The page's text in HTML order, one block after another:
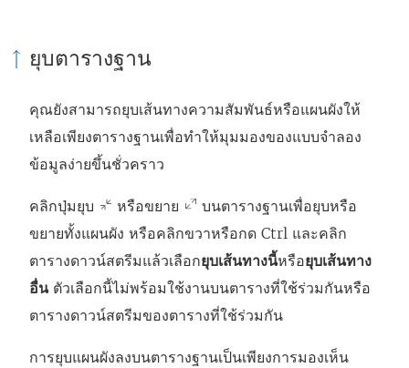
ยุบตารางฐาน
คุณยังสามารถยุบเส้นทางความสัมพันธ์หรือแผนผังให้
เหลือเพียงตารางฐานเพื่อทำให้มุมมองของแบบจำลอง
ข้อมูลง่ายขึ้นชั่วคราว
คลิกปุ่มยุบ หรือขยาย
บนตารางฐานเพื่อยุบหรือ
ขยายทั้งแผนผัง หรือคลิกขวาหรือกด Ctrl และคลิก
ตารางดาวน์สตรีมแล้วเลือกยุบเส้นทางนี้หรือยุบเส้นทาง
อื่นตัวเลือกนี้ไม่พร้อมใช้งานบนตารางที่ใช้ร่วมกันหรือ
ตารางดาวน์สตรีมของตารางที่ใช้ร่วมกัน
การยุบแผนผังลงบนตารางฐานเป็นเพียงการมองเห็น